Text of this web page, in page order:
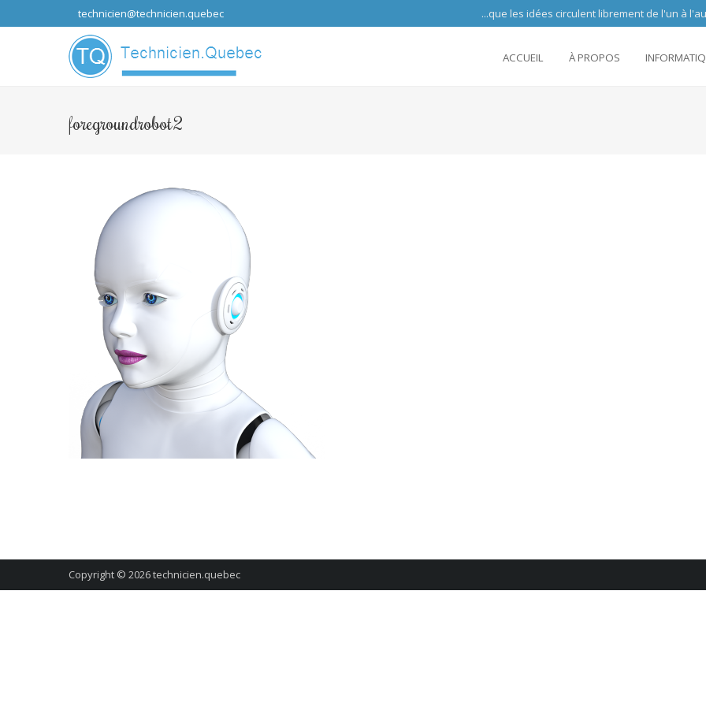
technicien@technicien.quebec ...que les idées circulent librement de l'un à l'autre
ACCUEIL À PROPOS
foregroundrobot2
Copyright © 2026technicien.quebec